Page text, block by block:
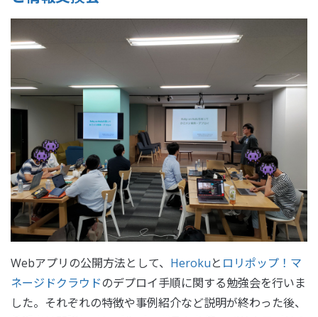
Webアプリの公開方法として、 Herokuと ロリポップ！マ
ネージドクラウドのデプロイ手順に関する勉強会を行いま
した。それぞれの特徴や事例紹介など説明が終わった後、